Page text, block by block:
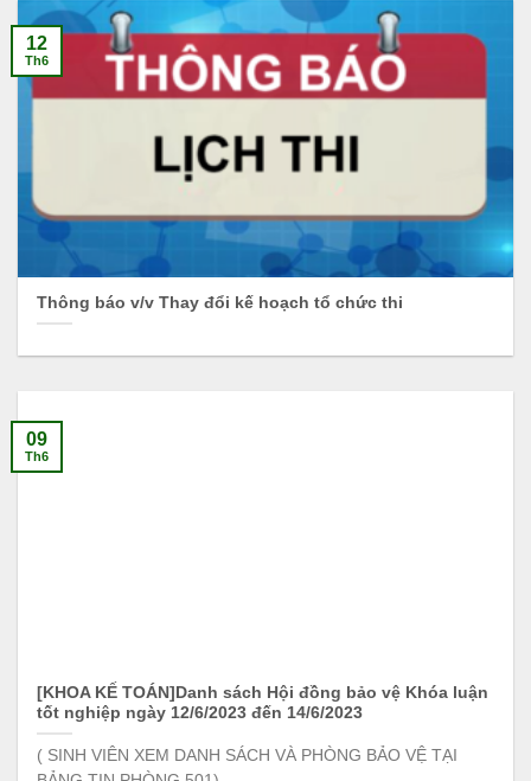
Thông báo v/v Thay đổi kế hoạch tổ chức thi
12
Th6
[KHOA KẾ TOÁN]Danh sách Hội đồng bảo vệ Khóa luận
tốt nghiệp ngày 12/6/2023 đến 14/6/2023
( SINH VIÊN XEM DANH SÁCH VÀ PHÒNG BẢO VỆ TẠI
09
Th6